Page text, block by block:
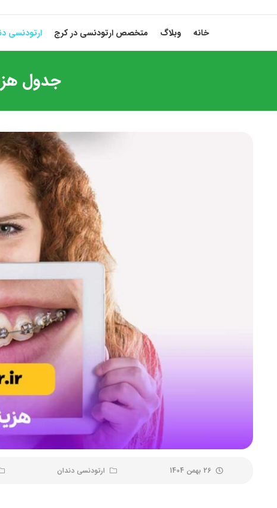
خانه وبلاگ متخصص ارتودنسی در کرج ارتودنسی
جدول
26 بهمن 1404 ارتودنسی دندان